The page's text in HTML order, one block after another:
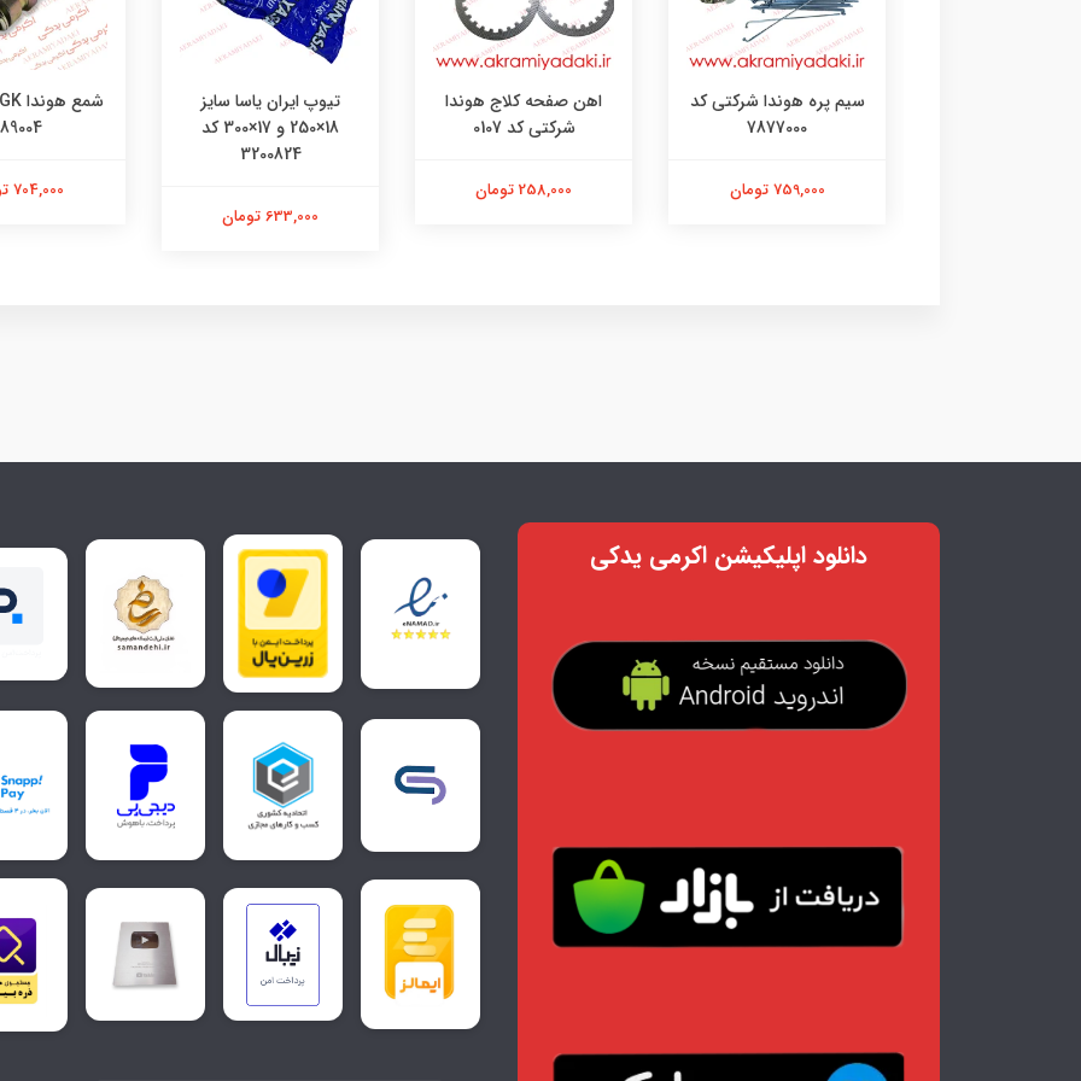
سیم پره هوندا شرکتی کد
7877000
759,000 تومان
اهن صفحه کلاج هوندا
شرکتی کد 0107
258,000 تومان
تیوپ ایران یاسا سایز
18×250 و 17×300 کد
3200824
633,000 تومان
704,000 تومان
دانلود اپلیکیشن اکرمی یدکی